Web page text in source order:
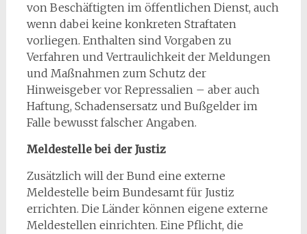
von Beschäftigten im öffentlichen Dienst, auch
wenn dabei keine konkreten Straftaten
vorliegen. Enthalten sind Vorgaben zu
Verfahren und Vertraulichkeit der Meldungen
und Maßnahmen zum Schutz der
Hinweisgeber vor Repressalien – aber auch
Haftung, Schadensersatz und Bußgelder im
Falle bewusst falscher Angaben.
Meldestelle bei der Justiz
Zusätzlich will der Bund eine externe
Meldestelle beim Bundesamt für Justiz
errichten. Die Länder können eigene externe
Meldestellen einrichten. Eine Pflicht, die